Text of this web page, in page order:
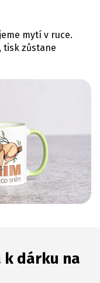
mytí v ruce.
tisk zůstane
k dárku na